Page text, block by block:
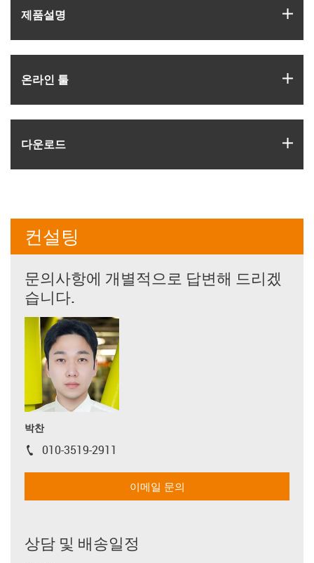
제품­설명
온라인 툴
다운로드
컨설팅
문의사항에 개별적으로 답변해 드리겠
습니다.
박찬
igus-icon-phone
010-3519-2911
이메일 문의
상담 및 배송일정